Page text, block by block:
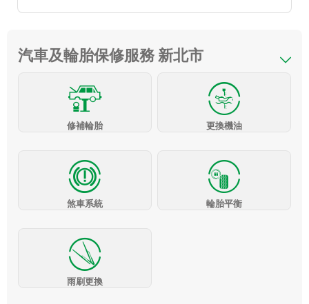
汽車及輪胎保修服務 新北市
修補輪胎 更換機油
煞車系統 輪胎平衡
雨刷更換